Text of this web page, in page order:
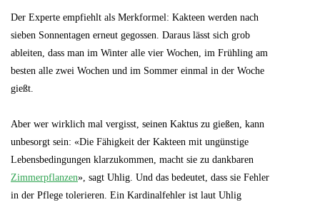
Der Experte empfiehlt als Merkformel: Kakteen werden nach
sieben Sonnentagen erneut gegossen. Daraus lässt sich grob
ableiten, dass man im Winter alle vier Wochen, im Frühling am
besten alle zwei Wochen und im Sommer einmal in der Woche
gießt.
Aber wer wirklich mal vergisst, seinen Kaktus zu gießen, kann
unbesorgt sein: «Die Fähigkeit der Kakteen mit ungünstige
Lebensbedingungen klarzukommen, macht sie zu dankbaren
Zimmerpflanzen», sagt Uhlig. Und das bedeutet, dass sie Fehler
in der Pflege tolerieren. Ein Kardinalfehler ist laut Uhlig